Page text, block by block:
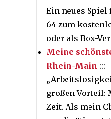
Ein neues Spiel
64 zum
oder als Box-
Meine
Rhein-Main :::
großen Vorteil:
Zeit. Als mein